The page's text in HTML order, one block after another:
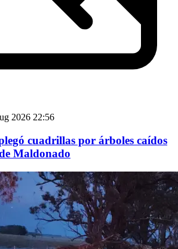
2026 22:56
cuadrillas por árboles caídos
Maldonado